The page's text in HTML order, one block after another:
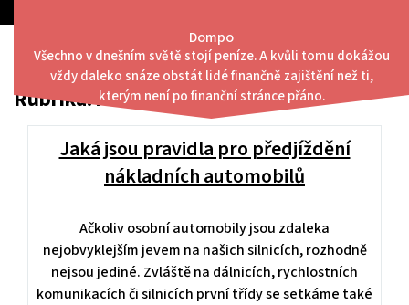
content
Dompo
Všechno v dnešním světě stojí peníze. A kvůli tomu dokážou
vždy daleko snáze obstát lidé finančně zajištění než ti,
kterým není po finanční stránce přáno.
Menu
Rubrika:Auto moto
Jaká jsou pravidla pro předjíždění
nákladních automobilů
Ačkoliv osobní automobily jsou zdaleka
nejobvyklejším jevem na našich silnicích, rozhodně
nejsou jediné. Zvláště na dálnicích, rychlostních
komunikacích či silnicích první třídy se setkáme také